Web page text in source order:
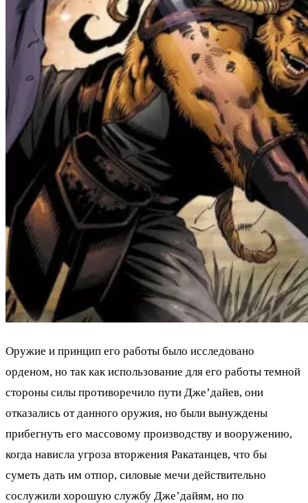
Оружие и принцип его работы было исследовано
орденом, но так как использование для его работы темной
стороны силы противоречило пути Дже’дайев, они
отказались от данного оружия, но были вынуждены
прибегнуть его массовому производству и вооружению,
когда нависла угроза вторжения Ракатанцев, что бы
суметь дать им отпор, силовые мечи действительно
сослужили хорошую службу Дже’дайям, но по